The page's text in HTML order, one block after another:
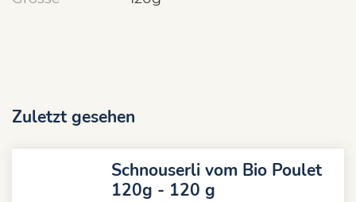
Zuletzt gesehen
Schnouserli vom Bio Poulet
120g - 120 g